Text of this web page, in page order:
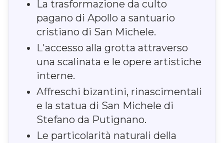
La trasformazione da culto
pagano di Apollo a santuario
cristiano di San Michele.
L'accesso alla grotta attraverso
una scalinata e le opere artistiche
interne.
Affreschi bizantini, rinascimentali
e la statua di San Michele di
Stefano da Putignano.
Le particolarità naturali della